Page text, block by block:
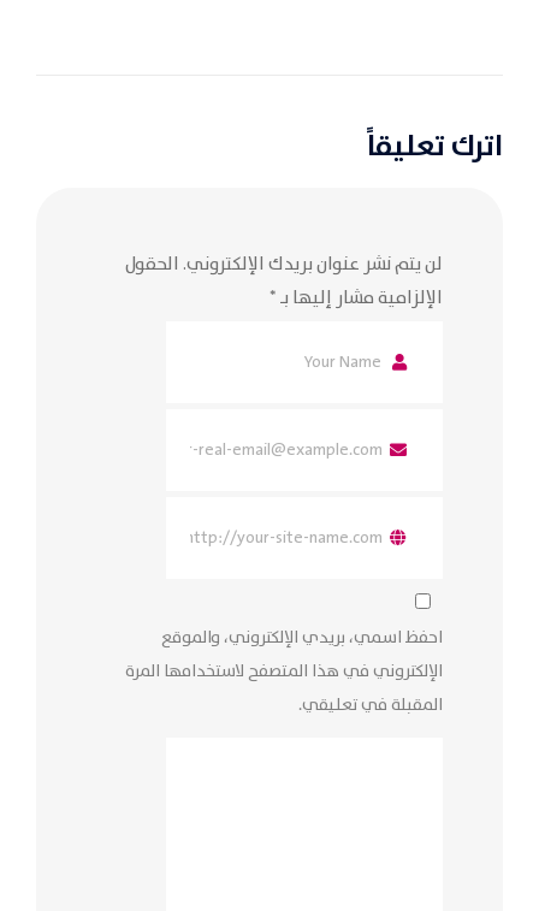
اترك تعليقاً
لن يتم نشر عنوان بريدك الإلكتروني. الحقول
الإلزامية مشار إليها بـ*
احفظ اسمي، بريدي الإلكتروني، والموقع
الإلكتروني في هذا المتصفح لاستخدامها المرة
المقبلة في تعليقي.